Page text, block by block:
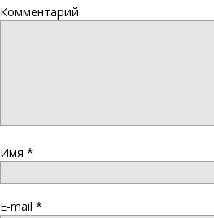
Комментарий
Имя *
E-mail *